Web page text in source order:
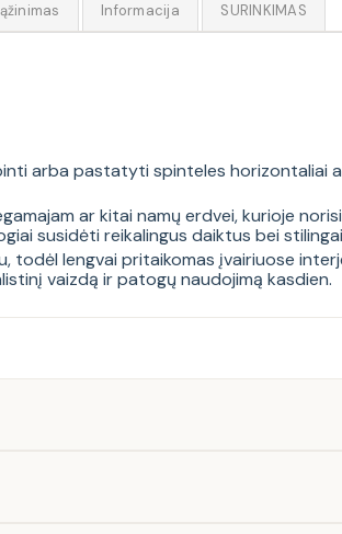
Informacija SURINKIMAS
arba pastatyti spinteles horizontaliai
ar kitai namų erdvei, kurioje
susidėti reikalingus daiktus bei
todėl lengvai pritaikomas įvairiuose
vaizdą ir patogų naudojimą kasdien.